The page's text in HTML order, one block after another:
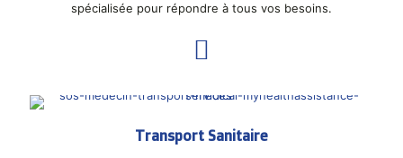
spécialisée pour répondre à tous vos besoins.
Transport Sanitaire